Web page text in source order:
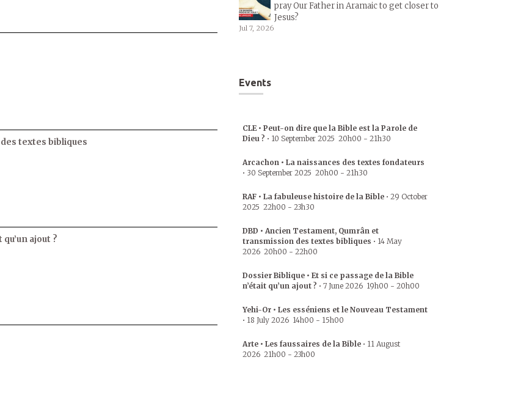
textes bibliques
ajout ?
pray Our Father in Aramaic to get closer to
Jesus?
Jul 7, 2026
Events
CLE • Peut-on dire que la Bible est la Parole de
Dieu ? • 10 September 2025 20h00 - 21h30
Arcachon • La naissances des textes fondateurs
• 30 September 2025 20h00 - 21h30
RAF • La fabuleuse histoire de la Bible • 29 October
2025 22h00 - 23h30
DBD • Ancien Testament, Qumrân et
transmission des textes bibliques • 14 May
2026 20h00 - 22h00
Dossier Biblique • Et si ce passage de la Bible
n’était qu’un ajout ? • 7 June 2026 19h00 - 20h00
Yehi-Or • Les esséniens et le Nouveau Testament
• 18 July 2026 14h00 - 15h00
Arte • Les faussaires de la Bible • 11 August
2026 21h00 - 23h00